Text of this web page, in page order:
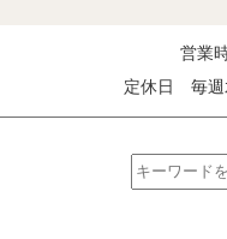
営業
定休日 毎週